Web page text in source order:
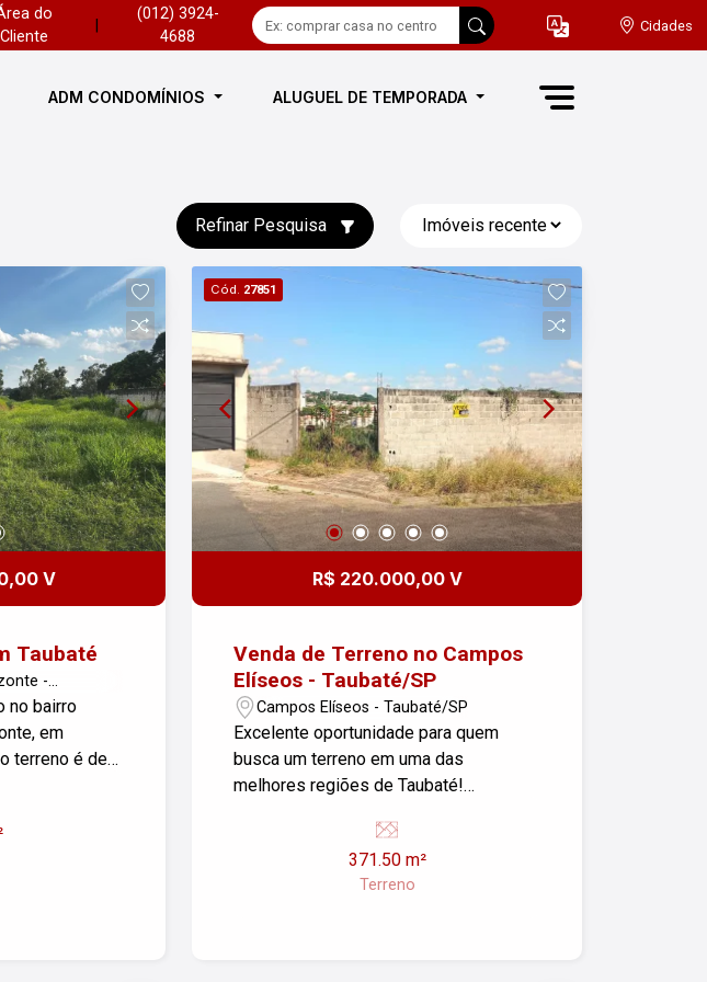
do
Cliente
(012) 3924-
4688
Cidades
ADM CONDOMÍNIOS ALUGUEL DE TEMPORADA
Refinar Pesquisa
V
Taubaté
-
no bairro
em
terreno é de
mais
para
Cód. 27851
R$ 220.000,00 V
Venda de Terreno no Campos
Elíseos - Taubaté/SP
Campos Elíseos - Taubaté/SP
Excelente oportunidade para quem
busca um terreno em uma das
melhores regiões de Taubaté!
371,50m² localizado no bairro Campos
Elíseos. Este espaço é ideal para a
construção da casa dos seus sonhos
371.50 m²
Terreno